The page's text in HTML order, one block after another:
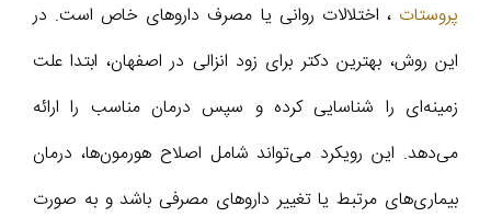
پروستات ، اختلالات روانی یا مصرف داروهای خاص است. در
این روش، بهترین دکتر برای زود انزالی در اصفهان، ابتدا علت
زمینه‌ای را شناسایی کرده و سپس درمان مناسب را ارائه
می‌دهد. این رویکرد می‌تواند شامل اصلاح هورمون‌ها، درمان
بیماری‌های مرتبط یا تغییر داروهای مصرفی باشد و به صورت